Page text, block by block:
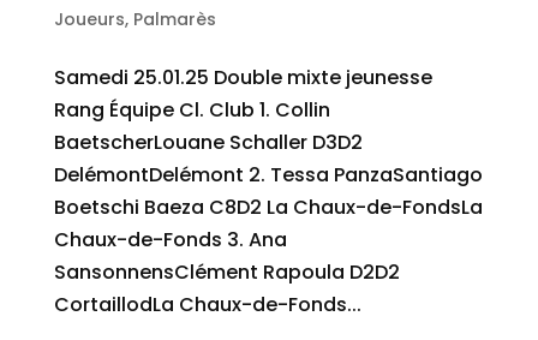
Joueurs, Palmarès
Samedi 25.01.25 Double mixte jeunesse
Rang Équipe Cl. Club 1. Collin
BaetscherLouane Schaller D3D2
DelémontDelémont 2. Tessa PanzaSantiago
Boetschi Baeza C8D2 La Chaux-de-FondsLa
Chaux-de-Fonds 3. Ana
SansonnensClément Rapoula D2D2
CortaillodLa Chaux-de-Fonds...